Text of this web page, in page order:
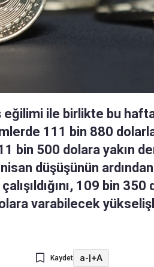
eğilimi ile birlikte bu
111 bin 880
bin 500 dolara yakın
düşüşünün ardından
109 bin 350
varabilecek
Kaydet a-|+A